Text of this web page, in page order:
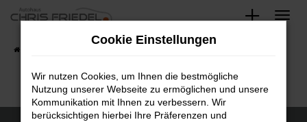
Zum
springen
Fahrzeugsuche
Cookie Einstellungen
Wir nutzen Cookies, um Ihnen die bestmögliche
Nutzung unserer Webseite zu ermöglichen und unsere
Kommunikation mit Ihnen zu verbessern. Wir
berücksichtigen hierbei Ihre Präferenzen und